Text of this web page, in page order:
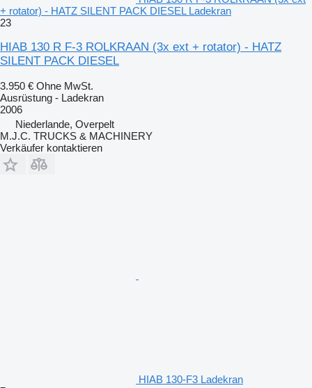
+ rotator) - HATZ SILENT PACK DIESEL Ladekran
23
HIAB 130 R F-3 ROLKRAAN (3x ext + rotator) - HATZ
SILENT PACK DIESEL
3.950 € Ohne MwSt.
Ausrüstung - Ladekran
2006
Niederlande, Overpelt
M.J.C. TRUCKS & MACHINERY
Verkäufer kontaktieren
HIAB 130-F3 Ladekran